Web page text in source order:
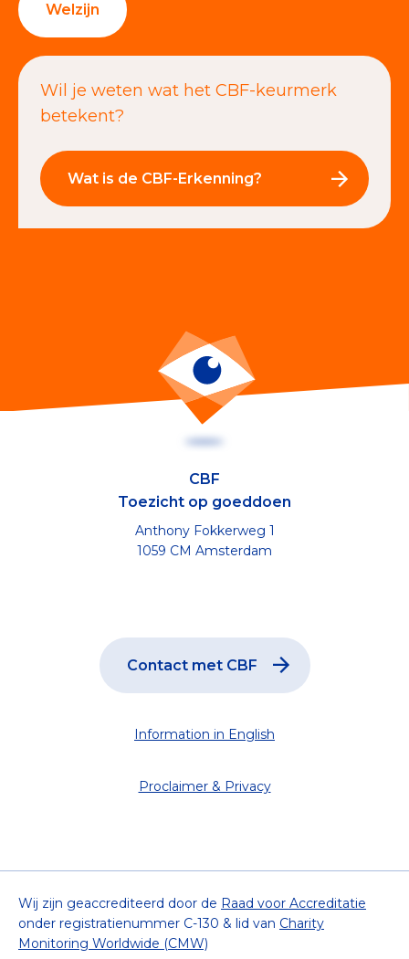
Welzijn
Wil je weten wat het CBF-keurmerk
betekent?
Wat is de CBF-Erkenning?
CBF
Toezicht op goeddoen
Anthony Fokkerweg 1
1059 CM Amsterdam
Contact met CBF
Information in English
Proclaimer & Privacy
Wij zijn geaccrediteerd door de Raad voor Accreditatie
onder registratienummer C-130 & lid van Charity
Monitoring Worldwide (CMW)